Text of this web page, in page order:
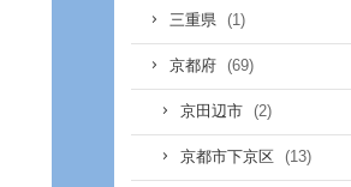
三重県 (1)
京都府 (69)
京田辺市 (2)
京都市下京区 (13)